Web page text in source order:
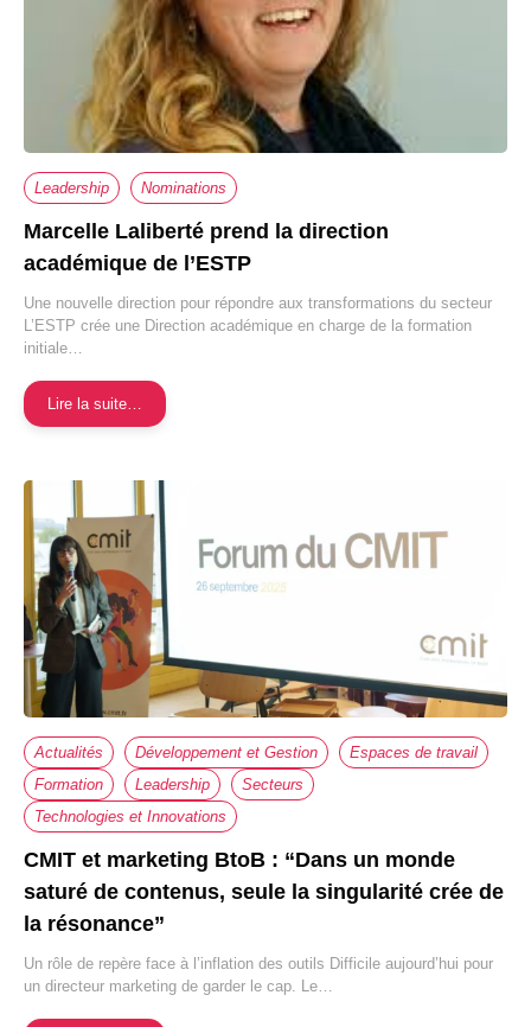
Leadership Nominations
Marcelle Laliberté prend la direction
académique de l’ESTP
Une nouvelle direction pour répondre aux transformations du secteur
L’ESTP crée une Direction académique en charge de la formation
initiale…
Lire la suite…
Actualités Développement et Gestion
Espaces de travail
Formation
Leadership
Secteurs
Technologies et Innovations
CMIT et marketing BtoB : “Dans un monde
saturé de contenus, seule la singularité crée de
la résonance”
Un rôle de repère face à l’inflation des outils Difficile aujourd’hui pour
un directeur marketing de garder le cap. Le…